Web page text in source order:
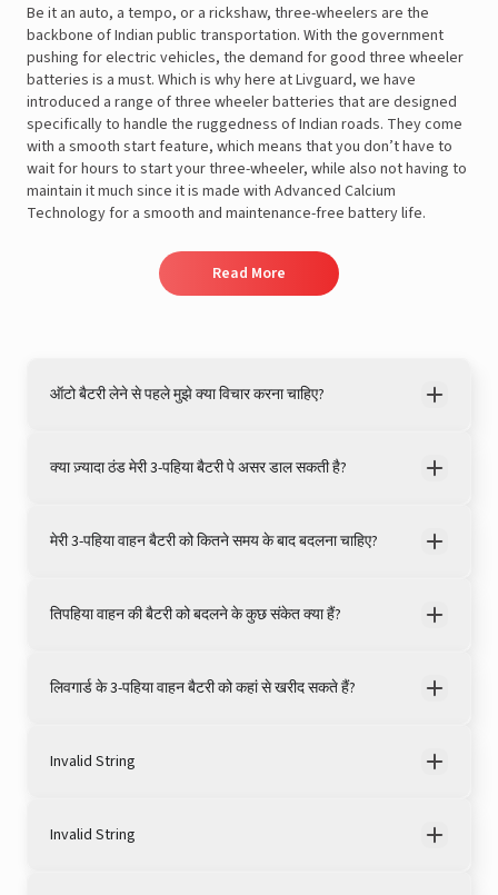
A post shared by LivguardEnergy (@livguardenergy)
View this post on Instagram
A post shared by LivguardEnergy (@livguardenergy)
Be it an auto, a tempo, or a rickshaw, three-wheelers are the
backbone of Indian public transportation. With the government
pushing for electric vehicles, the demand for good three wheeler
batteries is a must. Which is why here at Livguard, we have
introduced a range of three wheeler batteries that are designed
specifically to handle the ruggedness of Indian roads. They come
with a smooth start feature, which means that you don’t have to
wait for hours to start your three-wheeler, while also not having to
maintain it much since it is made with Advanced Calcium
Technology for a smooth and maintenance-free battery life.
Read More
ऑटो बैटरी लेने से पहले मुझे क्या विचार करना चाहिए?
क्या ज़्यादा ठंड मेरी 3-पहिया बैटरी पे असर डाल सकती है?
मेरी 3-पहिया वाहन बैटरी को कितने समय के बाद बदलना चाहिए?
तिपहिया वाहन की बैटरी को बदलने के कुछ संकेत क्या हैं?
लिवगार्ड के 3-पहिया वाहन बैटरी को कहां से खरीद सकते हैं?
Invalid String
Invalid String